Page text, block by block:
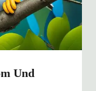
Und